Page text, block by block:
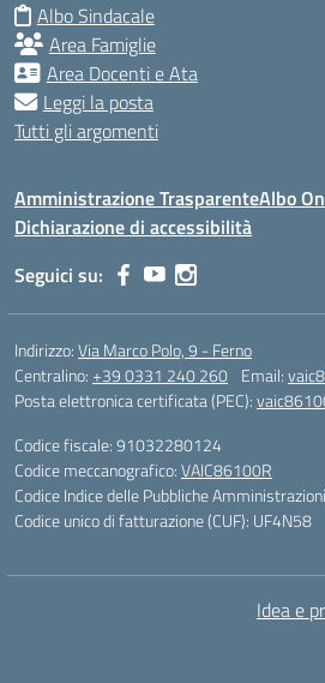
Albo Sindacale
Area Famiglie
Area Docenti e Ata
Leggi la posta
Tutti gli argomenti
Amministrazione TrasparenteAlbo
Dichiarazione di accessibilità
Seguici su:
Indirizzo:Via Marco Polo, 9 - Ferno
Centralino:+39 0331 240 260 Email:
Posta elettronica certificata (PEC):
Codice fiscale: 91032280124
Codice meccanografico:VAIC86100R
Codice Indice delle Pubbliche
Codice unico di fatturazione (CUF): UF4N58
Idea e